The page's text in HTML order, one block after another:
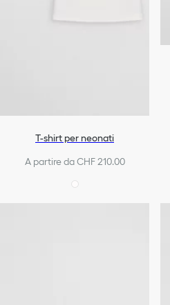
T-shirt per neonati
A partire da CHF 210.00